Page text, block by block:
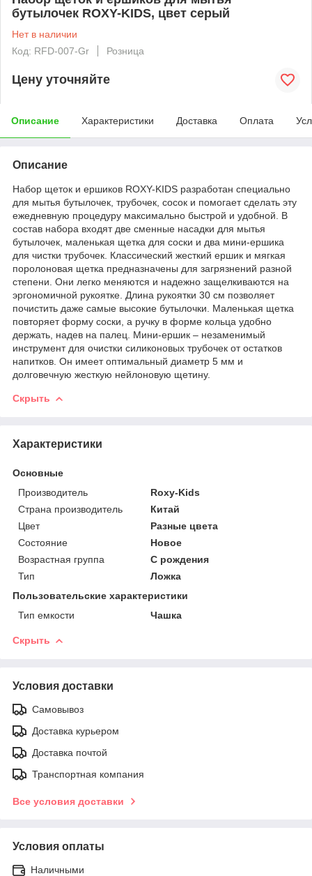
бутылочек ROXY-KIDS, цвет серый
Нет в наличии
Код: RFD-007-Gr
Розница
Цену уточняйте
Описание Характеристики Доставка Оплата
Описание
Набор щеток и ершиков ROXY-KIDS разработан специально
для мытья бутылочек, трубочек, сосок и помогает сделать эту
ежедневную процедуру максимально быстрой и удобной. В
состав набора входят две сменные насадки для мытья
бутылочек, маленькая щетка для соски и два мини-ершика
для чистки трубочек. Классический жесткий ершик и мягкая
поролоновая щетка предназначены для загрязнений разной
степени. Они легко меняются и надежно защелкиваются на
эргономичной рукоятке. Длина рукоятки 30 см позволяет
почистить даже самые высокие бутылочки. Маленькая щетка
повторяет форму соски, а ручку в форме кольца удобно
держать, надев на палец. Мини-ершик – незаменимый
инструмент для очистки силиконовых трубочек от остатков
напитков. Он имеет оптимальный диаметр 5 мм и
долговечную жесткую нейлоновую щетину.
Скрыть
Характеристики
Основные
Производитель
Roxy-Kids
Страна производитель
Китай
Цвет
Разные цвета
Состояние
Новое
Возрастная группа
С рождения
Тип
Ложка
Пользовательские характеристики
Тип емкости
Чашка
Скрыть
Условия доставки
Самовывоз
Доставка курьером
Доставка почтой
Транспортная компания
Все условия доставки
Условия оплаты
Наличными